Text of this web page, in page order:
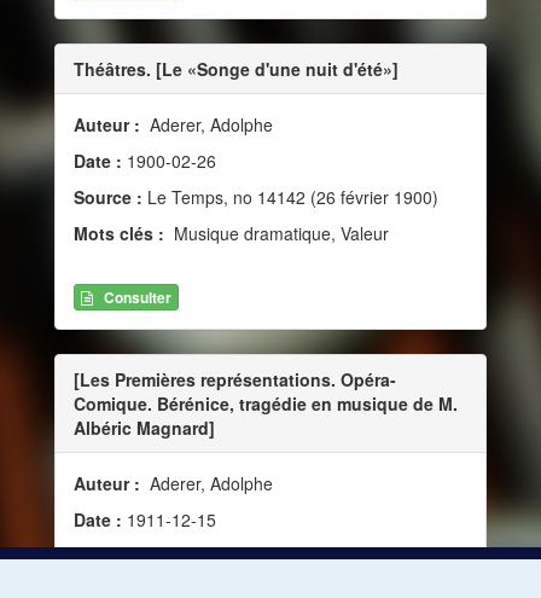
Théâtres. [Le «Songe d'une nuit d'été»]
Auteur : Aderer, Adolphe
Date : 1900-02-26
Source : Le Temps, no 14142 (26 février 1900)
Mots clés : Musique dramatique, Valeur
Consulter
[Les Premières représentations. Opéra-
Comique. Bérénice, tragédie en musique de M.
Albéric Magnard]
Auteur : Aderer, Adolphe
Date : 1911-12-15
Source :Le Petit Parisien, vol. 36, no 12830 (15